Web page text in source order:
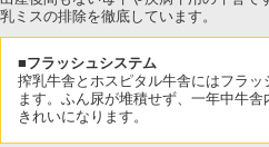
乳ミスの排除を徹底しています。
■フラッシュシステム
搾乳牛舎とホスピタル牛舎にはフラ
ます。ふん尿が堆積せず、一年中牛
きれいになります。